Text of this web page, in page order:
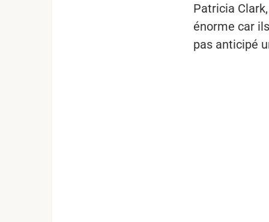
Patricia
énorme car
pas anticipé